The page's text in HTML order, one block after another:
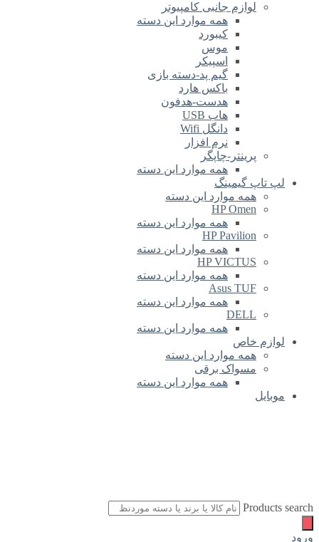
لوازم جانبی کامپیوتر
همه موارد این دسته
کیبورد
موس
اسپیکر
گیم پد-دسته بازی
باکس هارد
هدست-هدفون
هاب USB
دانگل Wifi
نرم افزار
پرینتر-چاپگر
همه موارد این دسته
لپ تاپ گیمینگ
همه موارد این دسته
HP Omen
همه موارد این دسته
HP Pavilion
همه موارد این دسته
HP VICTUS
همه موارد این دسته
Asus TUF
همه موارد این دسته
DELL
همه موارد این دسته
لوازم خاص
همه موارد این دسته
مسواک برقی
همه موارد این دسته
موبایل
Products search
ورود